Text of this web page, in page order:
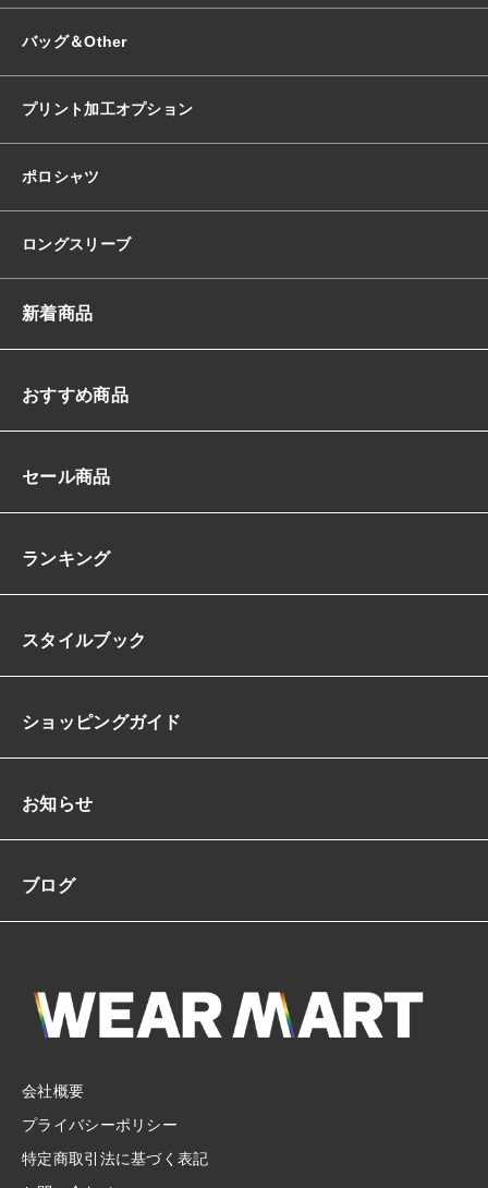
バッグ＆Other
プリント加工オプション
ポロシャツ
ロングスリーブ
新着商品
おすすめ商品
セール商品
ランキング
スタイルブック
ショッピングガイド
お知らせ
ブログ
会社概要
プライバシーポリシー
特定商取引法に基づく表記